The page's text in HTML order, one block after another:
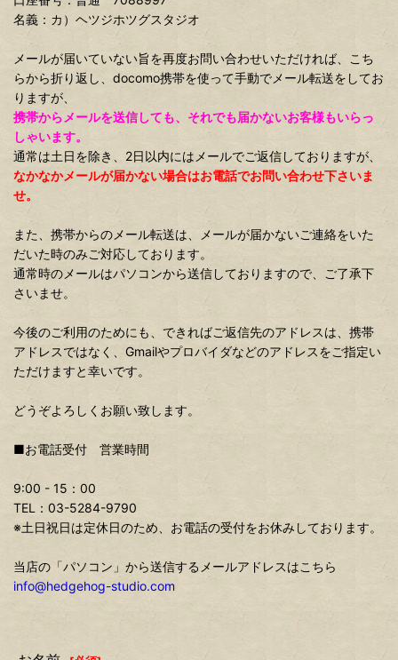
名義：カ）ヘツジホツグスタジオ
メールが届いていない旨を再度お問い合わせいただければ、こち
らから折り返し、docomo携帯を使って手動でメール転送をしてお
りますが、
携帯からメールを送信しても、それでも届かないお客様もいらっ
しゃいます。
通常は土日を除き、2日以内にはメールでご返信しておりますが、
なかなかメールが届かない場合はお電話でお問い合わせ下さいま
せ。
また、携帯からのメール転送は、メールが届かないご連絡をいた
だいた時のみご対応しております。
通常時のメールはパソコンから送信しておりますので、ご了承下
さいませ。
今後のご利用のためにも、できればご返信先のアドレスは、携帯
アドレスではなく、Gmailやプロバイダなどのアドレスをご指定い
ただけますと幸いです。
どうぞよろしくお願い致します。
■お電話受付 営業時間
9:00 - 15：00
TEL：03-5284-9790
※土日祝日は定休日のため、お電話の受付をお休みしております。
当店の「パソコン」から送信するメールアドレスはこちら
info@hedgehog-studio.com